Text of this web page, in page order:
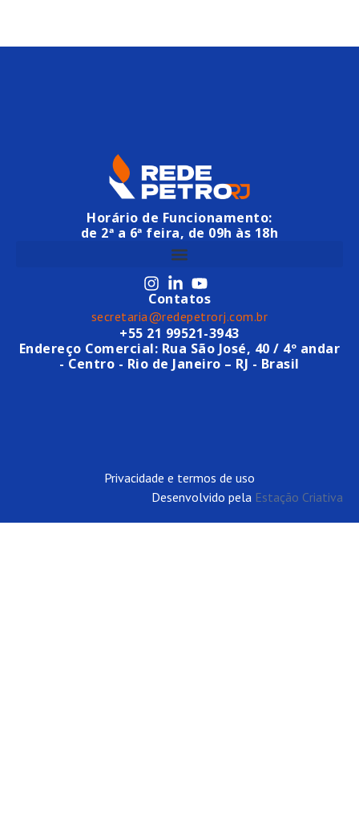
Horário de Funcionamento:
de 2ª a 6ª feira, de 09h às 18h
Contatos
secretaria@redepetrorj.com.br
+55 21 99521-3943
Endereço Comercial: Rua São José, 40 / 4º andar
- Centro - Rio de Janeiro – RJ - Brasil
Privacidade e termos de uso
Desenvolvido pela Estação Criativa